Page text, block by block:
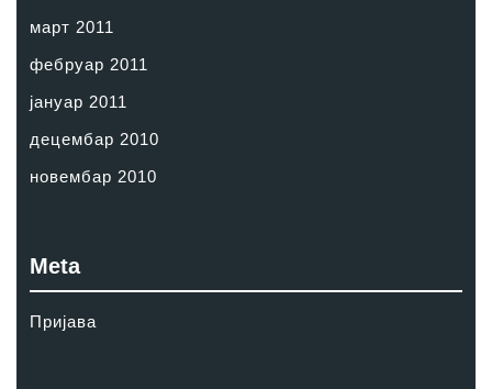
март 2011
фебруар 2011
јануар 2011
децембар 2010
новембар 2010
Meta
Пријава